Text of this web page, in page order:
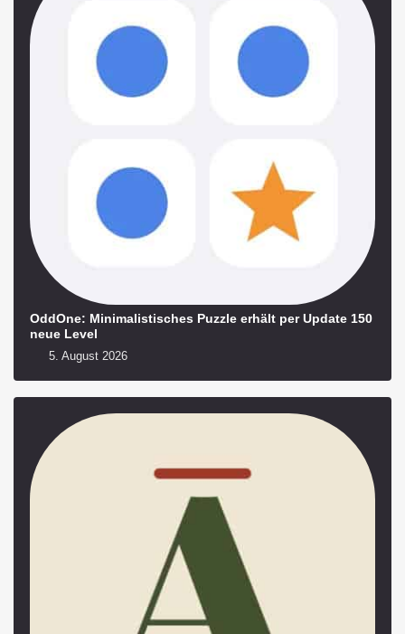
OddOne: Minimalistisches Puzzle erhält per Update 150
neue Level
5. August 2026